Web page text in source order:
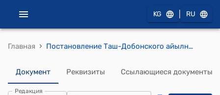
KG RU
Главная › Постановление Таш-Добонского айылного кенеша от 6 апреля 2022 года № 8 "О передаче земельного участка для строительства нового корпуса школы в селе Бер Булак"
Документ Реквизиты Ссылающиеся документы
Редакция